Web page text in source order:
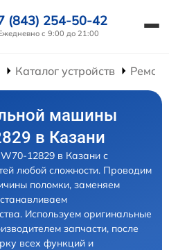
(843) 254-50-42
с 9:00 до 21:00
Каталог устройств
машины
в Казани
12829 в Казани с
любой сложности. Проводим
поломки, заменяем
Используем оригинальные
запчасти, после
всех функций и